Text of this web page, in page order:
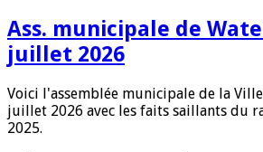
Ass. municipale de
juillet 2026
Voici l'assemblée municipale de la
juillet 2026 avec les faits saillants du
2025.